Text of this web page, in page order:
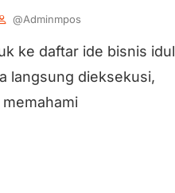
@adminmpos
ke daftar ide bisnis idul
langsung dieksekusi,